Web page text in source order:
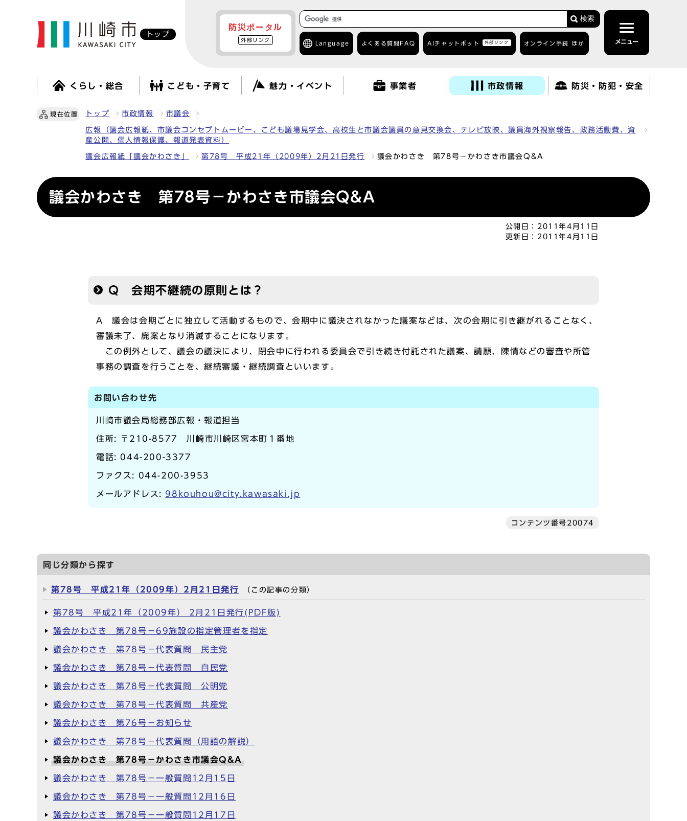
トップ
防災ポータル
外部リンク
検索
Language よくある質問 FAQ AIチャットボット 外部リンク オンライン手続 ほか メニュー
くらし・総合 こども・子育て 魅力・イベント 事業者 市政情報 防災・防犯・安全
現在位置 トップ 市政情報 市議会
広報（議会広報紙、市議会コンセプトムービー、こども議場見学会、高校生と市議会議員の意見交換会、テレビ放映、議員海外視察報告、政務活動費、資
産公開、個人情報保護、報道発表資料）
議会広報紙「議会かわさき」 第78号 平成21年（2009年）2月21日発行 議会かわさき 第78号－かわさき市議会Q&A
議会かわさき 第78号－かわさき市議会Q&A
公開日： 2011年4月11日
更新日： 2011年4月11日
Q 会期不継続の原則とは？
A 議会は会期ごとに独立して活動するもので、会期中に議決されなかった議案などは、次の会期に引き継がれることなく、
審議未了、廃案となり消滅することになります。
この例外として、議会の議決により、閉会中に行われる委員会で引き続き付託された議案、請願、陳情などの審査や所管
事務の調査を行うことを、継続審議・継続調査といいます。
お問い合わせ先
川崎市議会局総務部広報・報道担当
住所: 〒210-8577 川崎市川崎区宮本町１番地
電話: 044-200-3377
ファクス: 044-200-3953
メールアドレス:98kouhou@city.kawasaki.jp
コンテンツ番号20074
同じ分類から探す
第78号 平成21年（2009年）2月21日発行 （この記事の分類）
第78号 平成21年（2009年） 2月21日発行(PDF版)
議会かわさき 第78号－69施設の指定管理者を指定
議会かわさき 第78号－代表質問 民主党
議会かわさき 第78号－代表質問 自民党
議会かわさき 第78号－代表質問 公明党
議会かわさき 第78号－代表質問 共産党
議会かわさき 第76号－お知らせ
議会かわさき 第78号－代表質問（用語の解説）
議会かわさき 第78号－かわさき市議会Q&A
議会かわさき 第78号－一般質問12月15日
議会かわさき 第78号－一般質問12月16日
議会かわさき 第78号－一般質問12月17日